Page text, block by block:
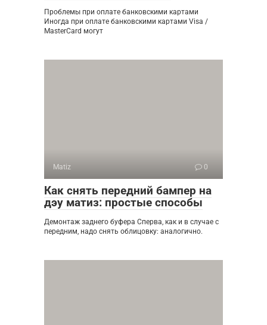
Проблемы при оплате банковскими картами
Иногда при оплате банковскими картами Visa /
MasterCard могут
Matiz 0
Как снять передний бампер на
дэу матиз: простые способы
Демонтаж заднего буфера Сперва, как и в случае с
передним, надо снять облицовку: аналогично.